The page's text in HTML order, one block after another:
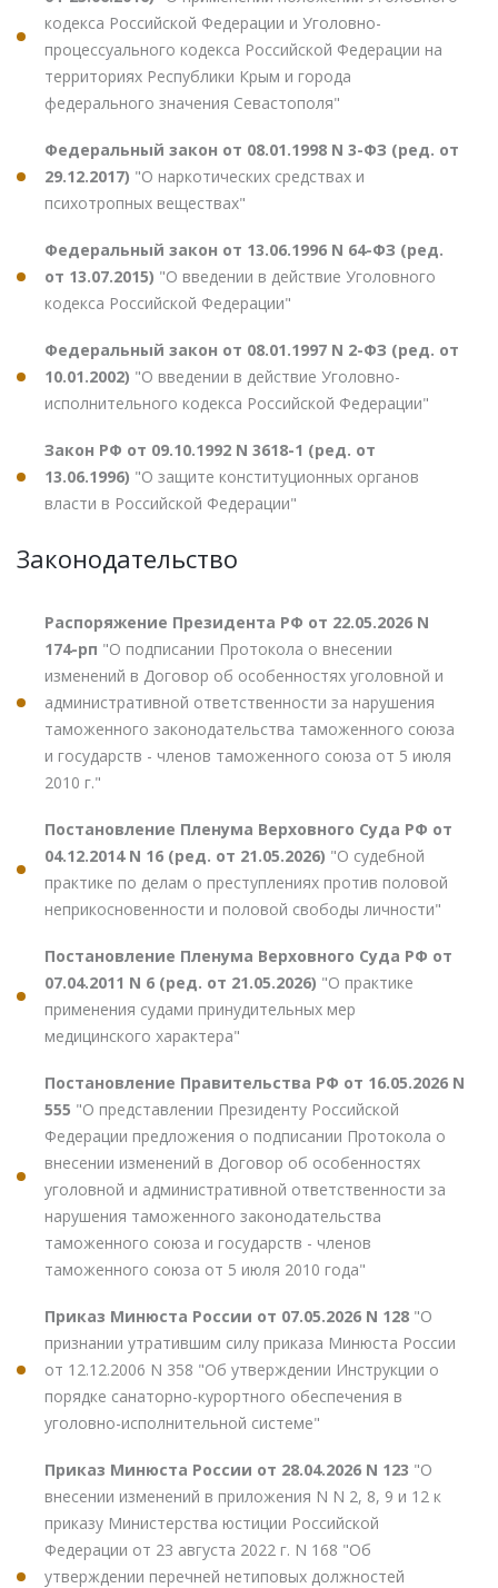
кодекса Российской Федерации и Уголовно-
процессуального кодекса Российской Федерации на
территориях Республики Крым и города
федерального значения Севастополя"
Федеральный закон от 08.01.1998 N 3-ФЗ (ред. от
29.12.2017) "О наркотических средствах и
психотропных веществах"
Федеральный закон от 13.06.1996 N 64-ФЗ (ред.
от 13.07.2015) "О введении в действие Уголовного
кодекса Российской Федерации"
Федеральный закон от 08.01.1997 N 2-ФЗ (ред. от
10.01.2002) "О введении в действие Уголовно-
исполнительного кодекса Российской Федерации"
Закон РФ от 09.10.1992 N 3618-1 (ред. от
13.06.1996) "О защите конституционных органов
власти в Российской Федерации"
Законодательство
Распоряжение Президента РФ от 22.05.2026 N
174-рп "О подписании Протокола о внесении
изменений в Договор об особенностях уголовной и
административной ответственности за нарушения
таможенного законодательства таможенного союза
и государств - членов таможенного союза от 5 июля
2010 г."
Постановление Пленума Верховного Суда РФ от
04.12.2014 N 16 (ред. от 21.05.2026) "О судебной
практике по делам о преступлениях против половой
неприкосновенности и половой свободы личности"
Постановление Пленума Верховного Суда РФ от
07.04.2011 N 6 (ред. от 21.05.2026) "О практике
применения судами принудительных мер
медицинского характера"
Постановление Правительства РФ от 16.05.2026 N
555 "О представлении Президенту Российской
Федерации предложения о подписании Протокола о
внесении изменений в Договор об особенностях
уголовной и административной ответственности за
нарушения таможенного законодательства
таможенного союза и государств - членов
таможенного союза от 5 июля 2010 года"
Приказ Минюста России от 07.05.2026 N 128 "О
признании утратившим силу приказа Минюста России
от 12.12.2006 N 358 "Об утверждении Инструкции о
порядке санаторно-курортного обеспечения в
уголовно-исполнительной системе"
Приказ Минюста России от 28.04.2026 N 123 "О
внесении изменений в приложения N N 2, 8, 9 и 12 к
приказу Министерства юстиции Российской
Федерации от 23 августа 2022 г. N 168 "Об
утверждении перечней нетиповых должностей